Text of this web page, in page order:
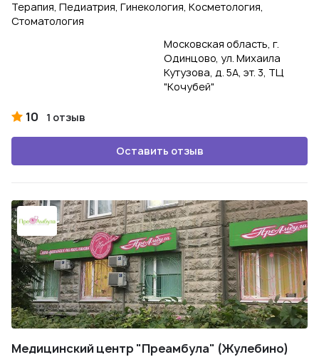
Терапия, Педиатрия, Гинекология, Косметология,
Стоматология
Московская область, г.
Одинцово, ул. Михаила
Кутузова, д. 5А, эт. 3, ТЦ
"Кочубей"
10 1 отзыв
Оставить отзыв
Медицинский центр "Преамбула" (Жулебино)